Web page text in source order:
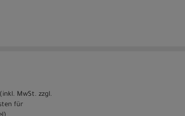
MwSt. zzgl.
für